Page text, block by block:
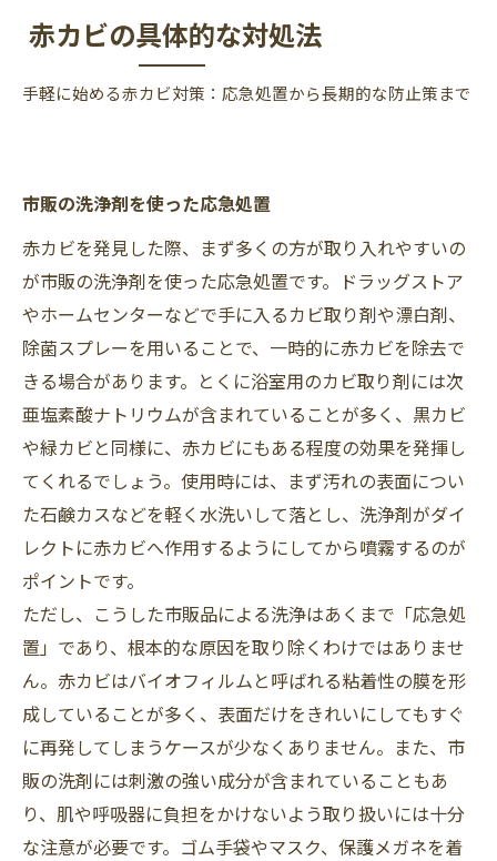
赤カビの具体的な対処法
手軽に始める赤カビ対策：応急処置から長期的な防止策まで
市販の洗浄剤を使った応急処置
赤カビを発見した際、まず多くの方が取り入れやすいの
が市販の洗浄剤を使った応急処置です。ドラッグストア
やホームセンターなどで手に入るカビ取り剤や漂白剤、
除菌スプレーを用いることで、一時的に赤カビを除去で
きる場合があります。とくに浴室用のカビ取り剤には次
亜塩素酸ナトリウムが含まれていることが多く、黒カビ
や緑カビと同様に、赤カビにもある程度の効果を発揮し
てくれるでしょう。使用時には、まず汚れの表面につい
た石鹸カスなどを軽く水洗いして落とし、洗浄剤がダイ
レクトに赤カビへ作用するようにしてから噴霧するのが
ポイントです。
ただし、こうした市販品による洗浄はあくまで「応急処
置」であり、根本的な原因を取り除くわけではありませ
ん。赤カビはバイオフィルムと呼ばれる粘着性の膜を形
成していることが多く、表面だけをきれいにしてもすぐ
に再発してしまうケースが少なくありません。また、市
販の洗剤には刺激の強い成分が含まれていることもあ
り、肌や呼吸器に負担をかけないよう取り扱いには十分
な注意が必要です。ゴム手袋やマスク、保護メガネを着